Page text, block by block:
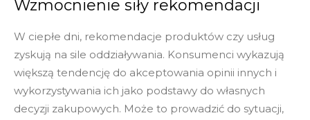
Wzmocnienie siły rekomendacji
W ciepłe dni, rekomendacje produktów czy usług
zyskują na sile oddziaływania. Konsumenci wykazują
większą tendencję do akceptowania opinii innych i
wykorzystywania ich jako podstawy do własnych
decyzji zakupowych. Może to prowadzić do sytuacji,